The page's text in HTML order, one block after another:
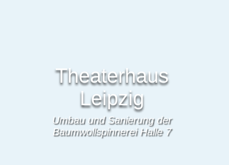
Theaterhaus
Leipzig
Umbau und Sanierung der
Baumwollspinnerei Halle 7